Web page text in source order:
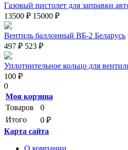
Газовый пистолет для заправки
13500 ₽ 15000 ₽
Вентиль баллонный ВБ-2 Беларусь
497 ₽ 523 ₽
Уплотнительное кольцо для
100 ₽
0
Моя корзина
Товаров
0
Итого
0 ₽
Карта сайта
О компании